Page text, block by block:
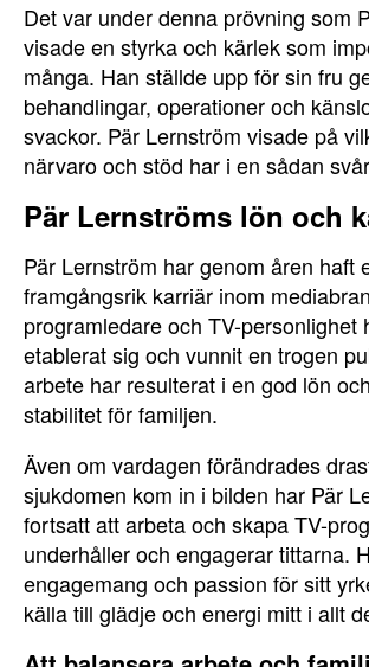
Det var under denna prövning som
visade en styrka och kärlek som
många. Han ställde upp för sin fru
behandlingar, operationer och
svackor. Pär Lernström visade på
närvaro och stöd har i en sådan
Pär Lernströms lön och
Pär Lernström har genom åren haft
framgångsrik karriär inom
programledare och TV-personlighet
etablerat sig och vunnit en trogen
arbete har resulterat i en god lön
stabilitet för familjen.
Även om vardagen förändrades
sjukdomen kom in i bilden har Pär
fortsatt att arbeta och skapa TV-
underhåller och engagerar tittarna.
engagemang och passion för sitt
källa till glädje och energi mitt i allt